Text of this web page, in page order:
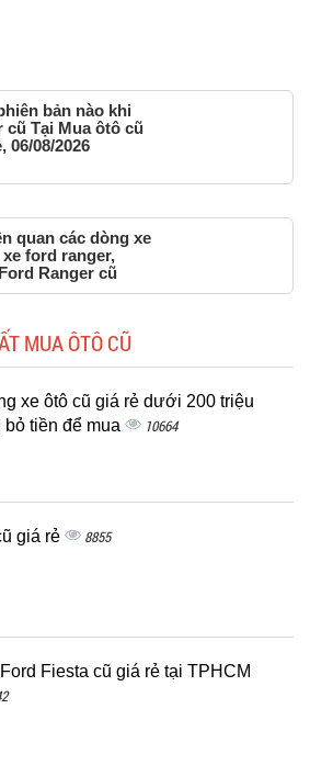
bản nào khi
cũ Tại Mua ôtô cũ
06/08/2026
quan các dòng xe
ford ranger,
Ranger cũ
MUA ÔTÔ CŨ
xe ôtô cũ giá rẻ dưới 200 triệu
bỏ tiền để mua
10664
giá rẻ 8855
Fiesta cũ giá rẻ tại TPHCM